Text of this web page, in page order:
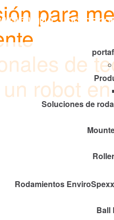
Timken
World
DÓNDE
Soluciones de
Rodamientos EnviroSpexx
Ball
para
de
robot